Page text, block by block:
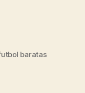
baratas